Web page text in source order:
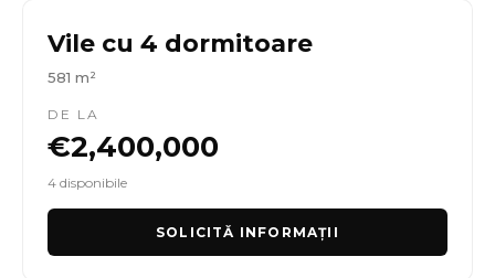
Vile cu 4 dormitoare
581 m²
DE LA
€2,400,000
4 disponibile
SOLICITĂ INFORMAȚII